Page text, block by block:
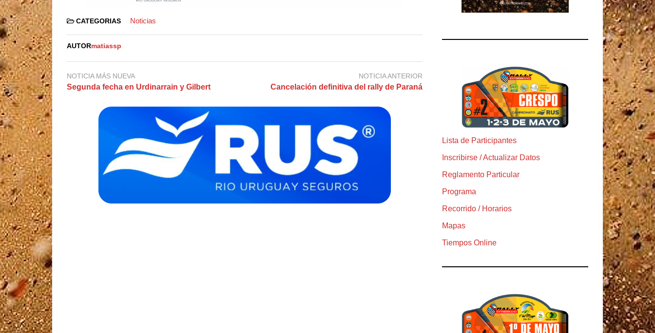
CATEGORIAS Noticias
AUTORmatiassp
NOTICIA MÁS NUEVA
Segunda fecha en Urdinarrain y Gilbert
NOTICIA ANTERIOR
Cancelación definitiva del rally de Paraná
Lista de Participantes
Inscribirse / Actualizar Datos
Reglamento Particular
Programa
Recorrido / Horarios
Mapas
Tiempos Online